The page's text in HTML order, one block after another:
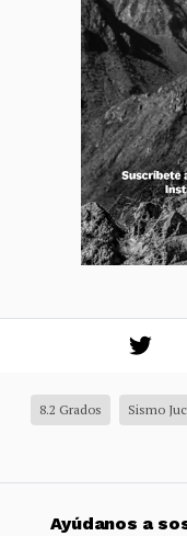
8.2 Grados Sismo
Ayúdanos a